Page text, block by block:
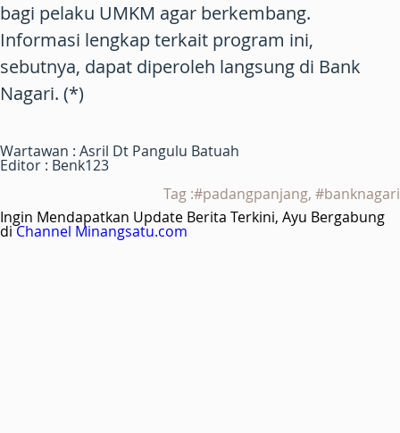
bagi pelaku UMKM agar berkembang.
Informasi lengkap terkait program ini,
sebutnya, dapat diperoleh langsung di Bank
Nagari. (*)
Wartawan : Asril Dt Pangulu Batuah
Editor : Benk123
Tag :#padangpanjang, #banknagari
Ingin Mendapatkan Update Berita Terkini, Ayu Bergabung
diChannel Minangsatu.com